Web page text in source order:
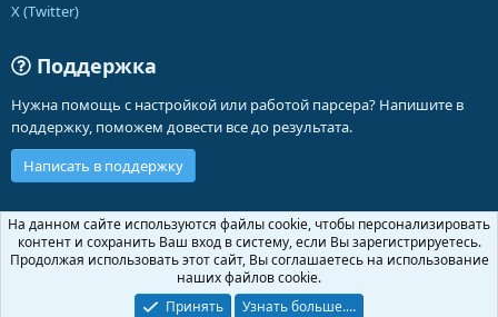
X (Twitter)
Поддержка
Нужна помощь с настройкой или работой парсера? Напишите в
поддержку, поможем довести все до результата.
Написать в поддержку
Russian (RU)
Обратная связь
Условия и правила
Политика конфиденциальности
Помощь
Community platform by XenForo ® © 2010-2026 XenForo Ltd.
На данном сайте используются файлы cookie, чтобы персонализировать
контент и сохранить Ваш вход в систему, если Вы зарегистрируетесь.
Продолжая использовать этот сайт, Вы соглашаетесь на использование
наших файлов cookie.
Принять
Узнать больше.…